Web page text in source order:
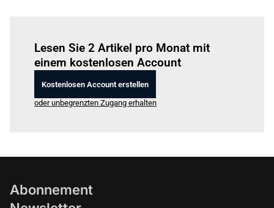
Lesen Sie 2 Artikel pro Monat mit
einem kostenlosen Account
Kostenlosen Account erstellen
oder unbegrenzten Zugang erhalten
Abonnement